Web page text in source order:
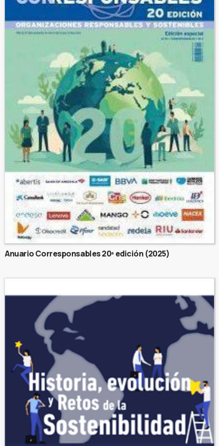
Anuario Corresponsables 20ª edición (2025)